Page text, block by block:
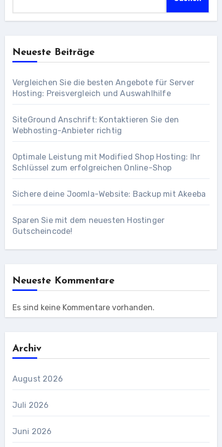
Neueste Beiträge
Vergleichen Sie die besten Angebote für Server
Hosting: Preisvergleich und Auswahlhilfe
SiteGround Anschrift: Kontaktieren Sie den
Webhosting-Anbieter richtig
Optimale Leistung mit Modified Shop Hosting: Ihr
Schlüssel zum erfolgreichen Online-Shop
Sichere deine Joomla-Website: Backup mit Akeeba
Sparen Sie mit dem neuesten Hostinger
Gutscheincode!
Neueste Kommentare
Es sind keine Kommentare vorhanden.
Archiv
August 2026
Juli 2026
Juni 2026